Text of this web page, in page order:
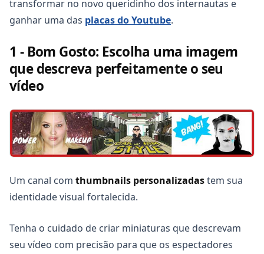
transformar no novo queridinho dos internautas e
ganhar uma das placas do Youtube.
1 - Bom Gosto: Escolha uma imagem
que descreva perfeitamente o seu
vídeo
Um canal com thumbnails personalizadastem sua
identidade visual fortalecida.
Tenha o cuidado de criar miniaturas que descrevam
seu vídeo com precisão para que os espectadores